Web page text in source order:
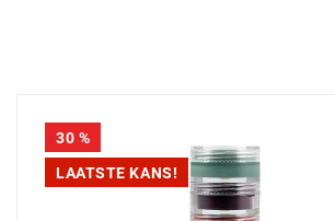
30 %
LAATSTE KANS!